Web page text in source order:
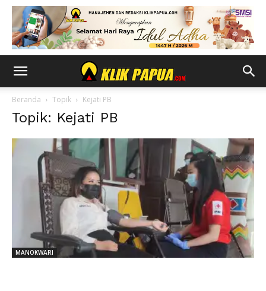
Beranda Topik Kejati PB
Topik: Kejati PB
MANOKWARI